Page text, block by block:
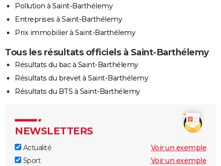
Pollution à Saint-Barthélemy
Entreprises à Saint-Barthélemy
Prix immobilier à Saint-Barthélemy
Tous les résultats officiels à Saint-Barthélemy
Résultats du bac à Saint-Barthélemy
Résultats du brevet à Saint-Barthélemy
Résultats du BTS à Saint-Barthélemy
NEWSLETTERS
Actualité
Voir un exemple
Sport
Voir un exemple